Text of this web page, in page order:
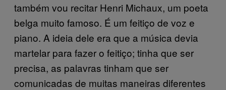
também vou recitar Henri Michaux, um poeta
belga muito famoso. É um feitiço de voz e
piano. A ideia dele era que a música devia
martelar para fazer o feitiço; tinha que ser
precisa, as palavras tinham que ser
comunicadas de muitas maneiras diferentes